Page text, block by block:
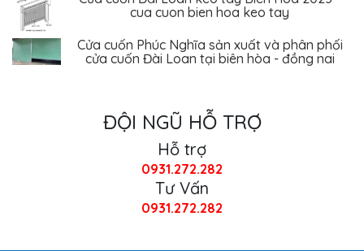
Cửa cuốn Phúc Nghĩa sản xuất và phân phối
cửa cuốn Đài Loan tại biên hòa - đồng nai
ĐỘI NGŨ HỖ TRỢ
Hỗ trợ
0931.272.282
Tư Vấn
0931.272.282